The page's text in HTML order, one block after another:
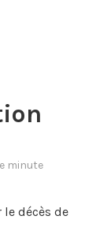
minute
le décès de